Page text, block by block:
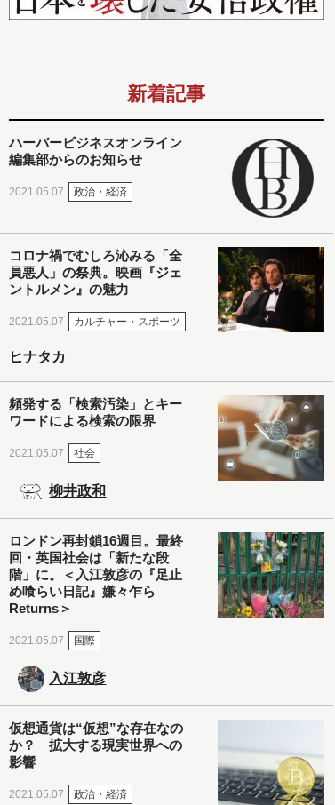
新着記事
ハーバービジネスオンライン
編集部からのお知らせ
2021.05.07 政治・経済
コロナ禍でむしろ沁みる「全
員悪人」の祭典。映画『ジェ
ントルメン』の魅力
2021.05.07 カルチャー・スポーツ
ヒナタカ
頻発する「検索汚染」とキー
ワードによる検索の限界
2021.05.07 社会
柳井政和
ロンドン再封鎖16週目。最終
回・英国社会は「新たな段
階」に。＜入江敦彦の『足止
め喰らい日記』嫌々乍ら
Returns＞
2021.05.07 国際
入江敦彦
仮想通貨は“仮想”な存在なの
か？ 拡大する現実世界への
影響
2021.05.07 政治・経済